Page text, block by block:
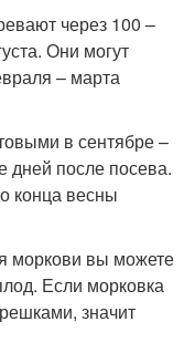
через 100 –
Они могут
– марта
в сентябре –
дней после посева.
конца весны
моркови вы можете
Если морковка
значит